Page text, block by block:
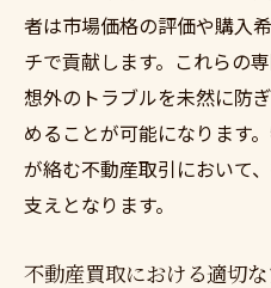
者は市場価格の評価や購入
チで貢献します。これらの
想外のトラブルを未然に防
めることが可能になります
が絡む不動産取引において
支えとなります。
不動産買取における適切